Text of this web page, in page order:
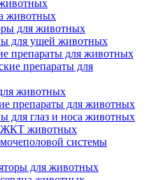
животных
для животных
для ушей животных
препараты для животных
препараты для
животных
препараты для животных
для глаз и носа животных
ЖКТ животных
системы
для животных